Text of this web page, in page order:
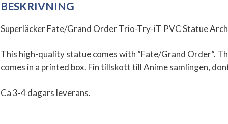
BESKRIVNING
Superläcker Fate/Grand Order Trio-Try-iT PVC Statue
This high-quality statue comes with ”Fate/Grand Order”.
comes in a printed box. Fin tillskott till Anime samlingen,
Ca 3-4 dagars leverans.